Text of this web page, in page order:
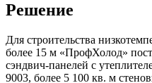
Решение
Для строительства
более 15 м «ПрофХолод»
сэндвич-панелей с
9003, более 5 100 кв. м